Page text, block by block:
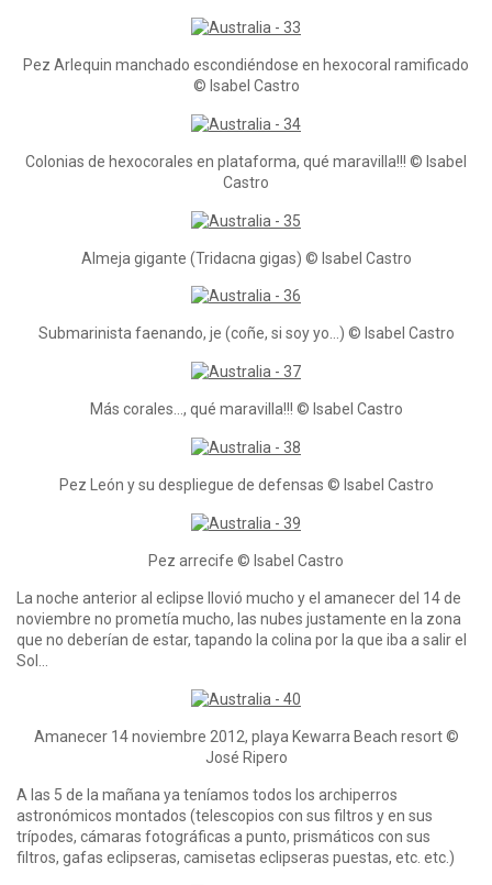
Pez Arlequin manchado escondiéndose en hexocoral ramificado
© Isabel Castro
Colonias de hexocorales en plataforma, qué maravilla!!! © Isabel
Castro
Almeja gigante (Tridacna gigas) © Isabel Castro
Submarinista faenando, je (coñe, si soy yo…) © Isabel Castro
Más corales…, qué maravilla!!! © Isabel Castro
Pez León y su despliegue de defensas © Isabel Castro
Pez arrecife © Isabel Castro
La noche anterior al eclipse llovió mucho y el amanecer del 14 de
noviembre no prometía mucho, las nubes justamente en la zona
que no deberían de estar, tapando la colina por la que iba a salir el
Sol…
Amanecer 14 noviembre 2012, playa Kewarra Beach resort ©
José Ripero
A las 5 de la mañana ya teníamos todos los archiperros
astronómicos montados (telescopios con sus filtros y en sus
trípodes, cámaras fotográficas a punto, prismáticos con sus
filtros, gafas eclipseras, camisetas eclipseras puestas, etc. etc.)